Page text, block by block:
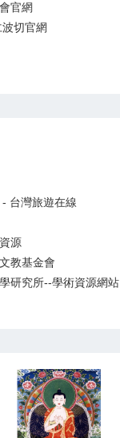
官網
切官網
台灣旅遊在線
源
教基金會
研究所--學術資源網站